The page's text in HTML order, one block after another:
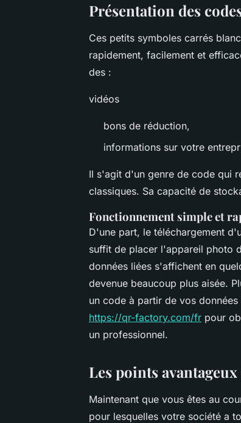
Présentation des
Ces petits symboles carrés
rapidement, facilement et
des :
vidéos
bons de réduction,
informations sur votre
Il s'agit d'un genre de code qui
classiques. Sa capacité de
Fonctionnement simple et
D'une part, le téléchargement
suffit de placer l'appareil photo
données liées s'affichent en
devenue beaucoup plus aisée.
un code à partir de vos
https://qr-factory.com/fr pour
un professionnel.
Les points
Maintenant que vous êtes au
pour lesquelles votre société a